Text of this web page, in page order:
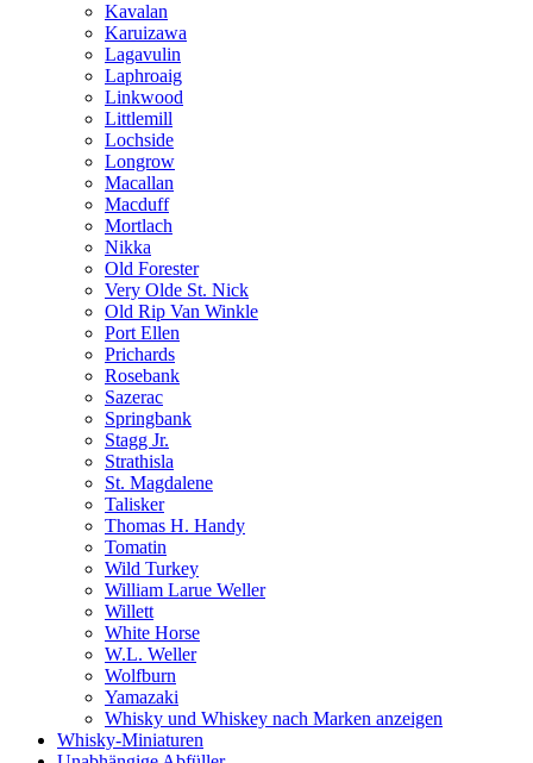
Kavalan
Karuizawa
Lagavulin
Laphroaig
Linkwood
Littlemill
Lochside
Longrow
Macallan
Macduff
Mortlach
Nikka
Old Forester
Very Olde St. Nick
Old Rip Van Winkle
Port Ellen
Prichards
Rosebank
Sazerac
Springbank
Stagg Jr.
Strathisla
St. Magdalene
Talisker
Thomas H. Handy
Tomatin
Wild Turkey
William Larue Weller
Willett
White Horse
W.L. Weller
Wolfburn
Yamazaki
Whisky und Whiskey nach Marken anzeigen
Whisky-Miniaturen